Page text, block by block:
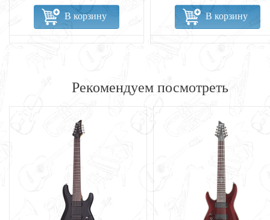
В корзину В корзину
Рекомендуем посмотреть